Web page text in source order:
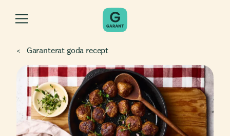
Garanterat goda recept